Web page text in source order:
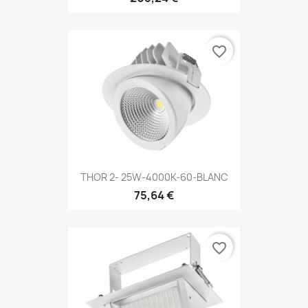
THOR 2- 25W-4000K-60-BLANC
75,64 €
favorite_border
favorite_border